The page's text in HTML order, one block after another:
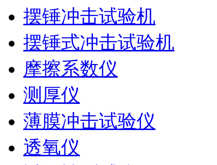
摆锤冲击试验机
摆锤式冲击试验机
摩擦系数仪
测厚仪
薄膜冲击试验仪
透氧仪